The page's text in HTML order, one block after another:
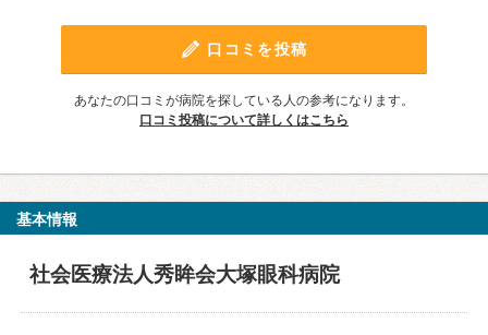
口コミを投稿
あなたの口コミが病院を探している人の参考になります。
口コミ投稿について詳しくはこちら
基本情報
社会医療法人秀眸会大塚眼科病院